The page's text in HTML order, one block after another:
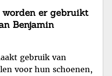
worden er gebruikt
Benjamin
gebruik van
voor hun schoenen,